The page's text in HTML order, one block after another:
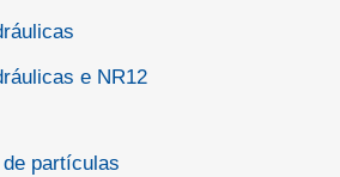
e NR12
partículas